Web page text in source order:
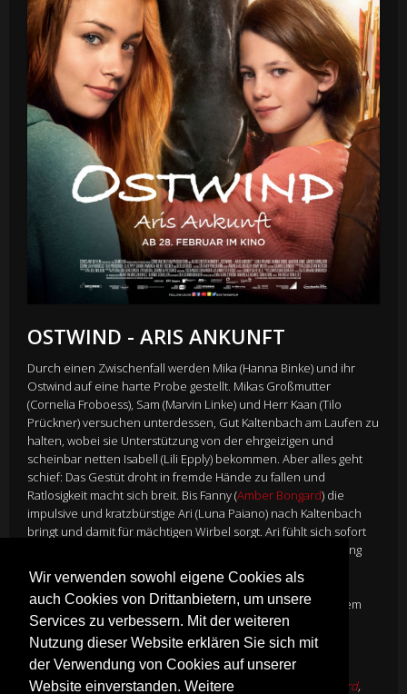
Wir verwenden sowohl eigene Cookies als
auch Cookies von Drittanbietern, um unsere
Services zu verbessern. Mit der weiteren
Nutzung dieser Website erklären Sie sich mit
der Verwendung von Cookies auf unserer
Website einverstanden. Weitere
OSTWIND - ARIS ANKUNFT
Durch einen Zwischenfall werden Mika (Hanna Binke) und ihr
Ostwind auf eine harte Probe gestellt. Mikas Großmutter
(Cornelia Froboess), Sam (Marvin Linke) und Herr Kaan (Tilo
Prückner) versuchen unterdessen, Gut Kaltenbach am Laufen zu
halten, wobei sie Unterstützung von der ehrgeizigen und
scheinbar netten Isabell (Lili Epply) bekommen. Aber alles geht
schief: Das Gestüt droht in fremde Hände zu fallen und
Ratlosigkeit macht sich breit. Bis Fanny (Amber Bongard) die
impulsive und kratzbürstige Ari (Luna Paiano) nach Kaltenbach
bringt und damit für mächtigen Wirbel sorgt. Ari fühlt sich sofort
von Ostwind angezogen und scheint eine besondere Wirkung
Ostwind und Mika eine weitere Seelenverwandte auf Gut
Kaltenbach finden? Und wird Ari es schaffen, Ostwind vor dem
skrupellosen Pferdetrainer Thordur Thorvaldson (Sabin
Tambrea) zu schützen?
DirectorTheresa von Eltz
CastLuna Paiano,Hanna Binke,Marvin Linke Amber Bongard,